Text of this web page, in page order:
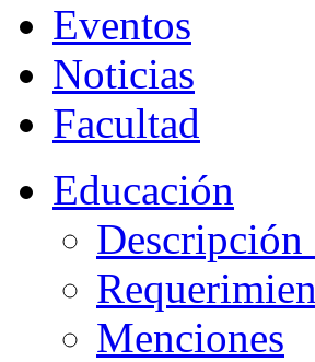
Eventos
Noticias
Facultad
Educación
Descripción
Menciones